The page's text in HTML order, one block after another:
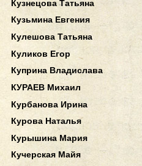
Кузнецова Татьяна
Кузьмина Евгения
Кулешова Татьяна
Куликов Егор
Куприна Владислава
КУРАЕВ Михаил
Курбанова Ирина
Курова Наталья
Курышина Мария
Кучерская Майя